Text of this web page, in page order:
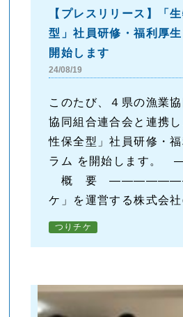
【プレスリリース】「
型」社員研修・福利厚
開始します
24/08/19
このたび、４県の漁業
協同組合連合会と連携
性保全型」社員研修・
ラム を開始します
概 要 ―――――――
ケ」を運営する株式会
つりチケ